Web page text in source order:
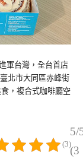
軍台灣，全台首店
北市大同區赤峰街
，複合式咖啡廳空
5/
(3
(3)